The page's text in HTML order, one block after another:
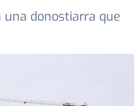
una donostiarra que